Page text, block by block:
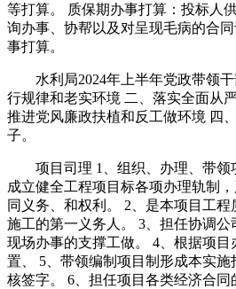
等打算。 质保期办事打算：投标人
询办事、协帮以及对呈现毛病的合
事打算。
水利局2024年上半年党政带领干
行规律和老实环境 二、落实全面从
推进党风廉政扶植和反工做环境 四
子。
项目司理 1、组织、办理、带领
成立健全工程项目标各项办理轨制
同义务、和权利。 2、是本项目工
施工的第一义务人。 3、担任协调
现场办事的支撑工做。 4、根据项
置、 5、带领编制项目制形成本实
核签字。 6、担任项目各类经济合同